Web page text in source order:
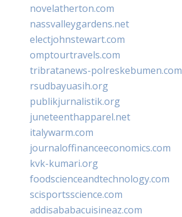
novelatherton.com
nassvalleygardens.net
electjohnstewart.com
omptourtravels.com
tribratanews-polreskebumen.com
rsudbayuasih.org
publikjurnalistik.org
juneteenthapparel.net
italywarm.com
journaloffinanceeconomics.com
kvk-kumari.org
foodscienceandtechnology.com
scisportsscience.com
addisababacuisineaz.com